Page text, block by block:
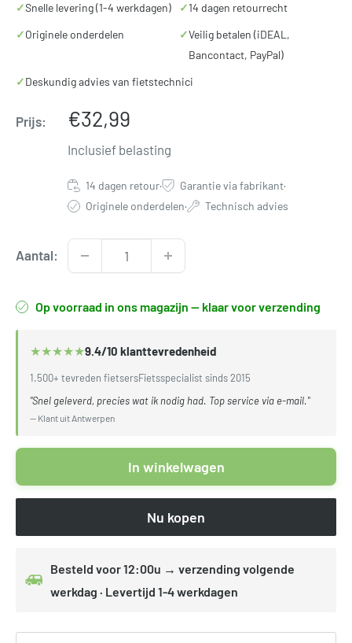
✓Snelle levering (1-4 werkdagen) ✓14 dagen retourrecht
✓Originele onderdelen ✓Veilig betalen (iDEAL,
Bancontact, PayPal)
✓Deskundig advies van fietstechnici
Prijs: Verkoopprijs
€32,99
Inclusief belasting
14 dagen retour· Garantie via fabrikant·
Originele onderdelen· Technisch advies
Aantal:
Op voorraad in ons magazijn — klaar voor verzending
★★★★★9.4/10 klanttevredenheid
1.500+ tevreden fietsersFietsspecialist sinds 2015
"Snel geleverd, precies wat ik nodig had. Top service via e-mail."
— Klant uit Antwerpen
In winkelwagen
Nu kopen
Besteld voor 12:00u → verzending volgende
werkdag · Levertijd 1-4 werkdagen